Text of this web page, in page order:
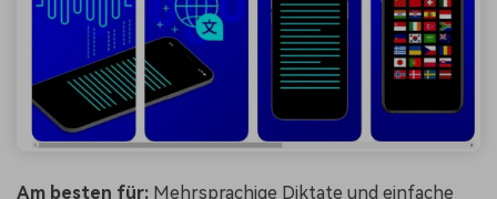
Am besten für: Mehrsprachige Diktate und einfache